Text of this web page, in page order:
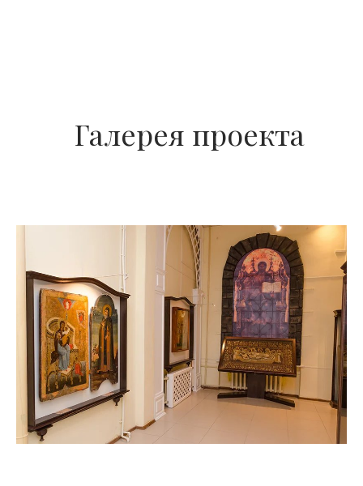
Галерея проекта